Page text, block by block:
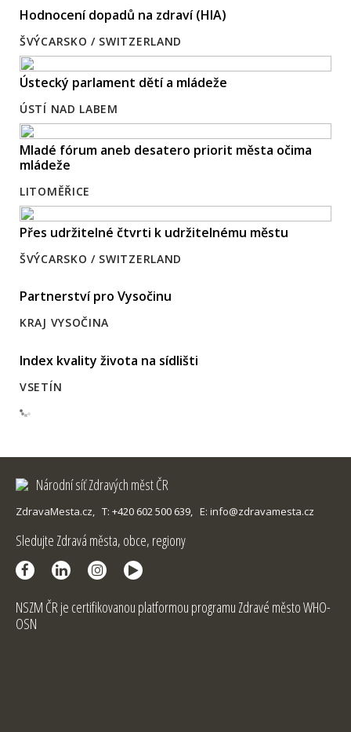
Hodnocení dopadů na zdraví (HIA)
ŠVÝCARSKO / SWITZERLAND
Ústecký parlament dětí a mládeže
ÚSTÍ NAD LABEM
Mladé fórum aneb desatero priorit města očima
mládeže
LITOMĚŘICE
Přes udržitelné čtvrti k udržitelnému městu
ŠVÝCARSKO / SWITZERLAND
Partnerství pro Vysočinu
KRAJ VYSOČINA
Index kvality života na sídlišti
VSETÍN
Národní síť Zdravých měst ČR
ZdravaMesta.cz, T: +420 602 500 639, E: info@zdravamesta.cz
Sledujte Zdravá města, obce, regiony
NSZM ČR je certifikovanou platformou programu Zdravé město WHO-
OSN